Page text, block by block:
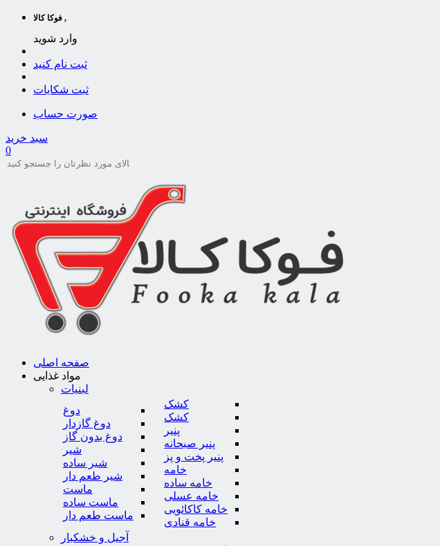
فوکا کالا ,
وارد شوید
ثبت نام کنید
ثبت شکایات
صورت حساب
سبد خرید
0
صفحه اصلی
مواد غذایی
لبنیات
کشک
کشک
پنیر
پنیر صبحانه
پنیر پخت و پز
خامه
خامه ساده
خامه عسلی
خامه کاکائویی
خامه قنادی
دوغ
دوغ گازدار
دوغ بدون گاز
شیر
شیر ساده
شیر طعم دار
ماست
ماست ساده
ماست طعم دار
آجیل و خشکبار